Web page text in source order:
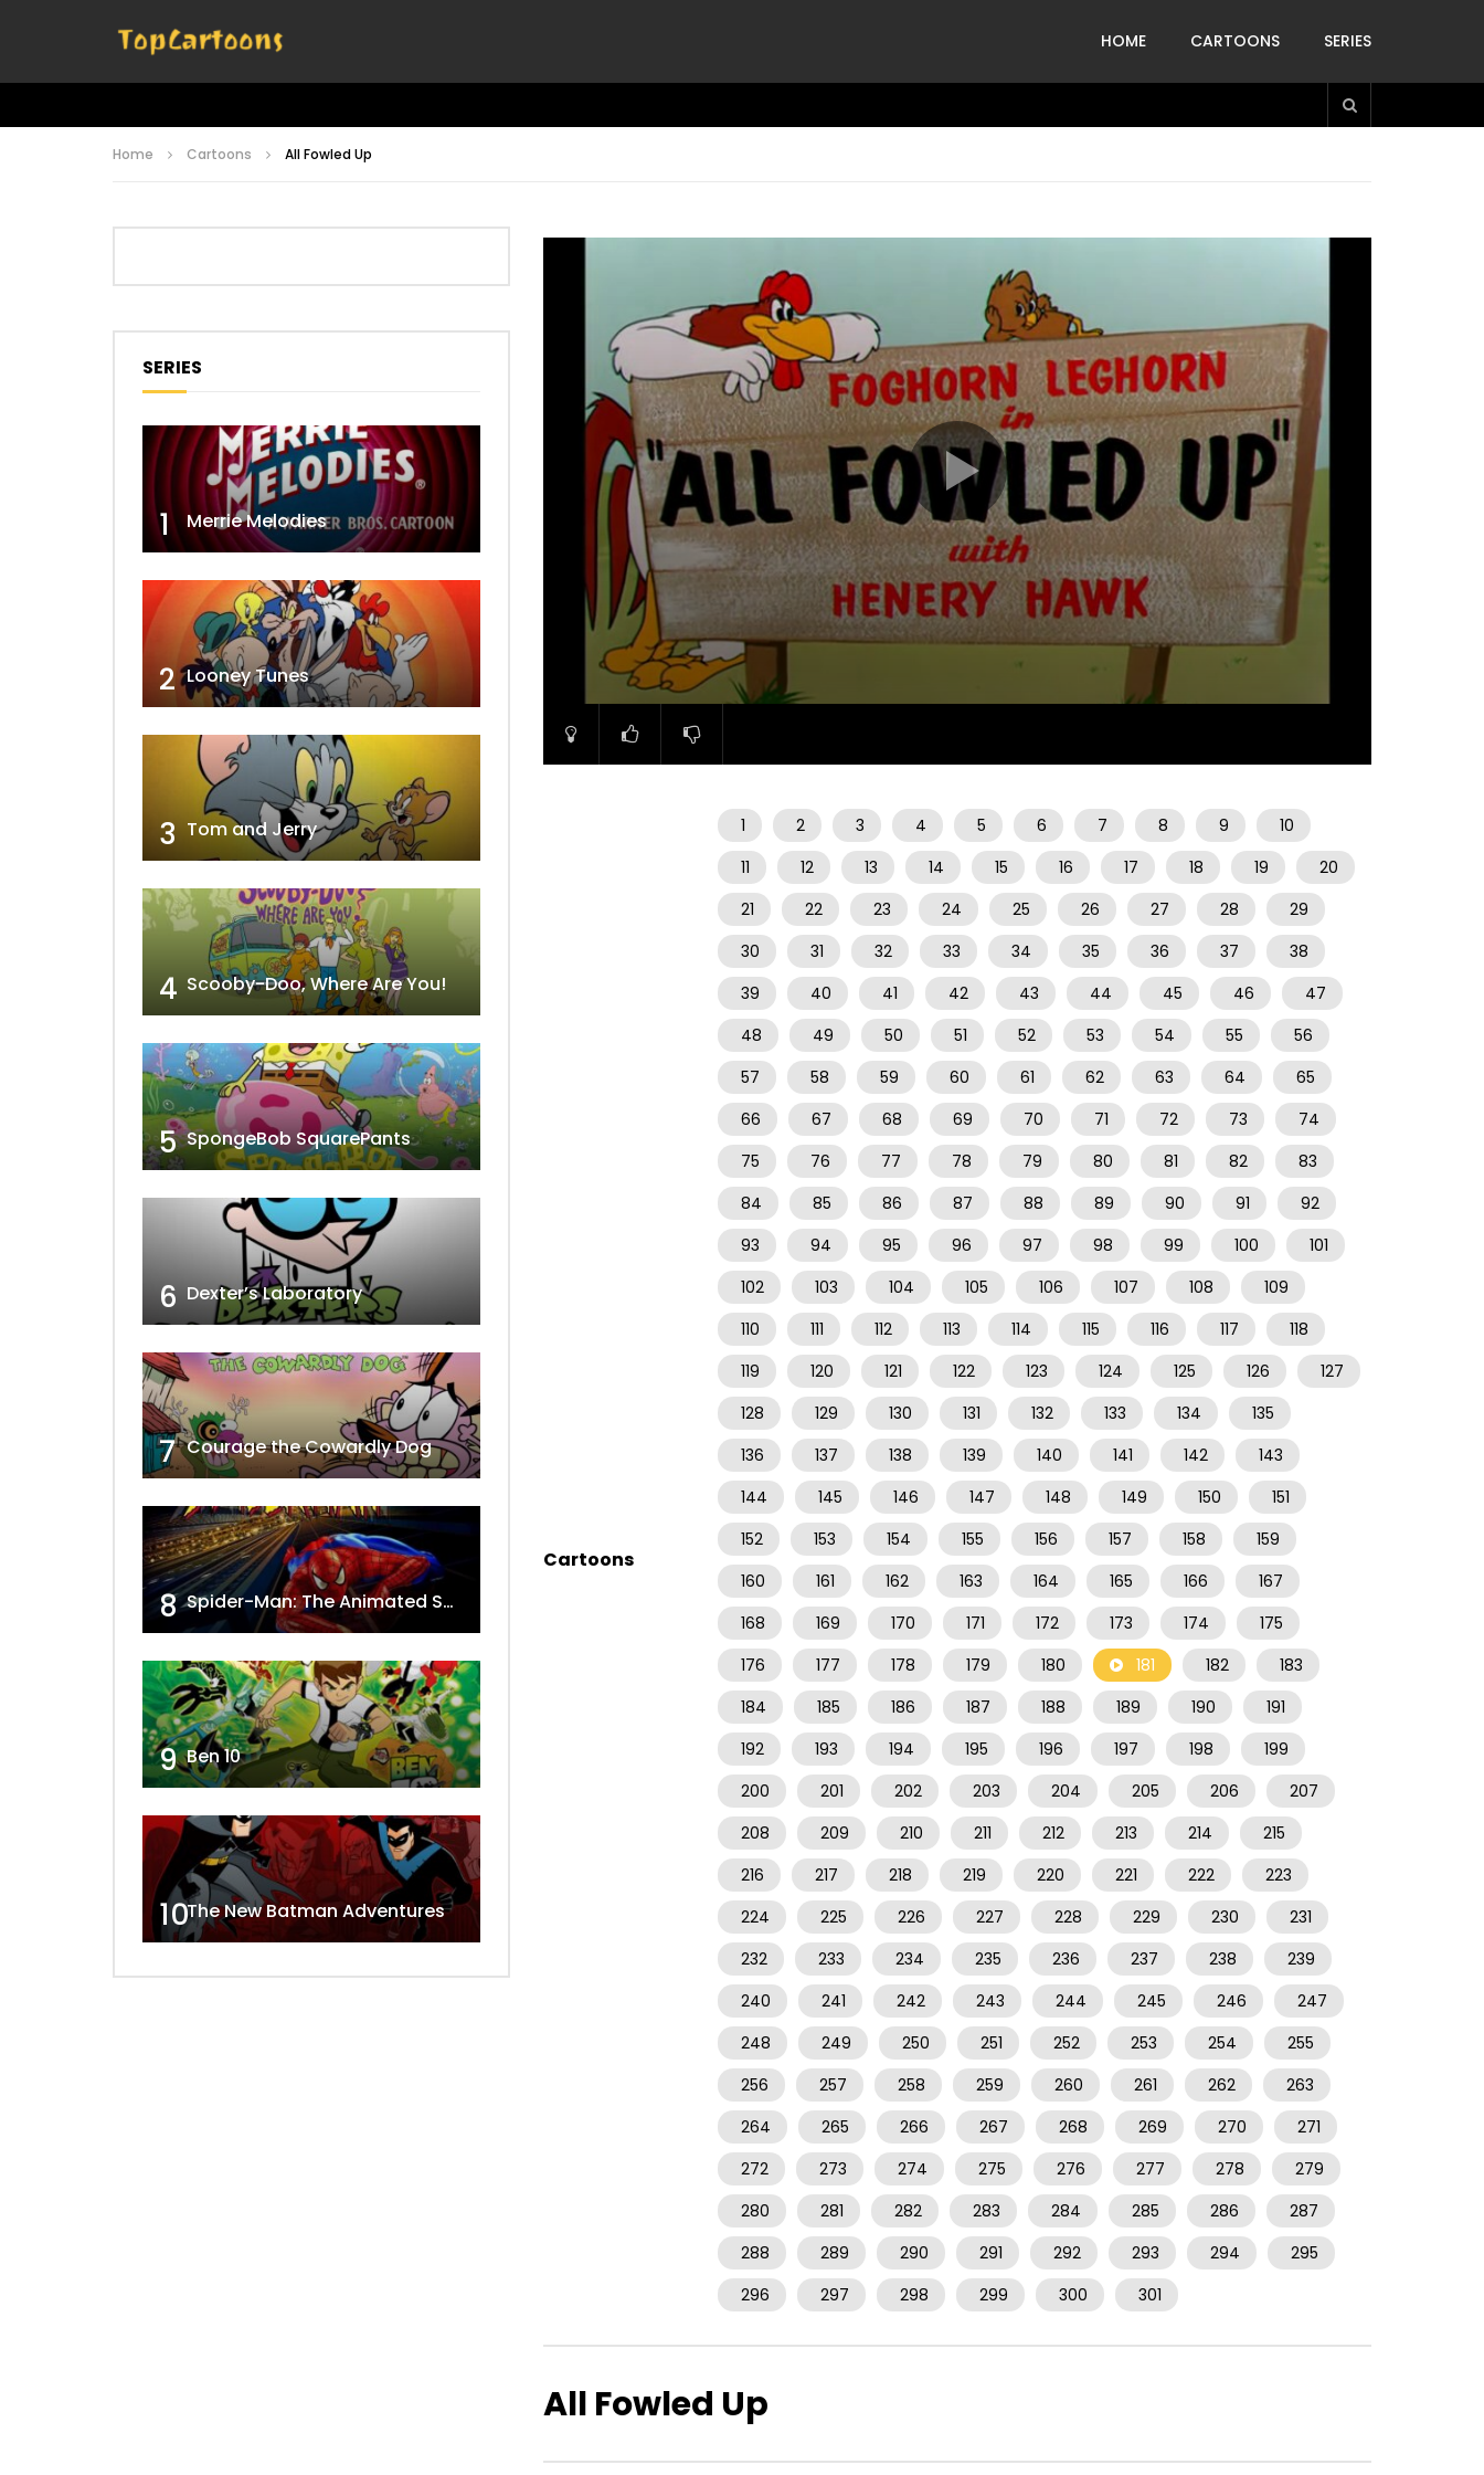
HOME CARTOONS SERIES
Home Cartoons All Fowled Up
Cartoons
1 2 3 4 5 6 7 8 9
10
11
12 13 14 15 16 17 18 19
20
21
22 23 24 25 26 27 28
29
30
31 32 33 34 35 36 37
38
39
40 41 42 43 44 45 46
47
48
49 50 51 52 53 54 55
56
57
58 59 60 61 62 63 64
65
66
67 68 69 70 71 72 73
74
75
76 77 78 79 80 81 82
83
84
85 86 87 88 89 90 91
92
93
94 95 96 97 98 99 100
101
102
103 104 105 106 107 108
109
110
111 112 113 114 115 116 117
118
119
120 121 122 123 124 125 126
127
128
129 130 131 132 133 134
135
136
137 138 139 140 141 142
143
144
145 146 147 148 149 150
151
152
153 154 155 156 157 158
159
160
161 162 163 164 165 166
167
168
169 170 171 172 173 174
175
176
177 178 179 180 181 182
183
184
185 186 187 188 189 190
191
192
193 194 195 196 197 198
199
200
201 202 203 204 205 206
207
208
209 210 211 212 213 214
215
216
217 218 219 220 221 222
223
224
225 226 227 228 229 230
231
232
233 234 235 236 237 238
239
240
241 242 243 244 245 246
247
248
249 250 251 252 253 254
255
256
257 258 259 260 261 262
263
264
265 266 267 268 269 270
271
272
273 274 275 276 277 278
279
280
281 282 283 284 285 286
287
288
289 290 291 292 293 294
295
296
297 298 299 300 301
All Fowled Up
SERIES
1 Merrie Melodies
2 Looney Tunes
3 Tom and Jerry
4 Scooby-Doo, Where Are You!
5 SpongeBob SquarePants
6 Dexter’s Laboratory
7 Courage the Cowardly Dog
8 Spider-Man: The Animated Series
9 Ben 10
10The New Batman Adventures